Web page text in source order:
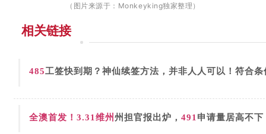
（图片来源于：Monkeyking独家整理）
相关链接
485工签快到期？神仙续签方法，并非人人可以！符合
全澳首发！3.31 维州州担官报出炉， 491 申请量居高不